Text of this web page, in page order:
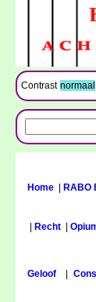
Contrast normaal
Home RABO
Recht
Geloof